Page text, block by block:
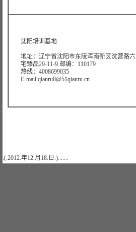
沈阳培训基地
地址：辽宁省沈阳市东陵浑南新区沈营路六
宅臻品29-11-9 邮编：110179
热线：4008699035
E-mail:qianru8@51qianru.cn
.(.2012.年12.月18.日.).......